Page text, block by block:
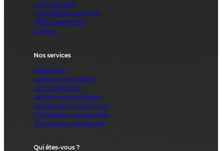
Configurateur
Tutoriels Maintenance
Téléchargements
Contact
Nos services
La location
La boutique en ligne
La maintenance
Le centre de formation
Distributeur libre-service
Distributeur produit frais
Distributeur alimentaire
Qui êtes-vous ?